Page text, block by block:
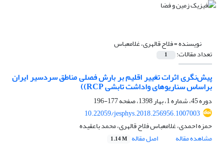
نویسنده =فلاح قالهری، غلامعباس
تعداد مقالات: 1
پیش‌نگری اثرات تغییر اقلیم بر بارش فصلی مناطق سردسیر ایران
براساس سناریوهای واداشت تابشی RCP))
دوره 45، شماره 1، بهار 1398، صفحه
177-196
10.22059/jesphys.2018.256956.1007003
حمزه احمدی، غلامعباس فلاح قالهری، محمد باعقیده
مشاهده مقاله
اصل مقاله 1.14 M